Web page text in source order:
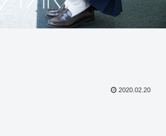
2020.02.20